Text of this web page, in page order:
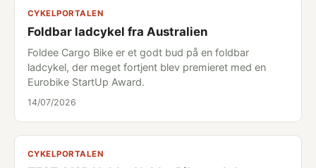
CYKELPORTALEN
Foldbar ladcykel fra Australien
Foldee Cargo Bike er et godt bud på en foldbar
ladcykel, der meget fortjent blev premieret med en
Eurobike StartUp Award.
14/07/2026
CYKELPORTALEN